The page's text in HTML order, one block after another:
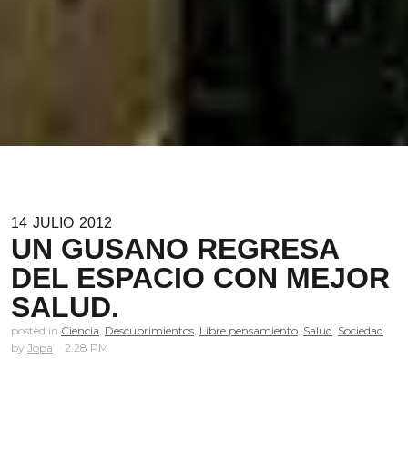
14 JULIO 2012
UN GUSANO REGRESA
DEL ESPACIO CON MEJOR
SALUD.
posted in Ciencia, Descubrimientos, Libre pensamiento, Salud, Sociedad
Jopa
2.28 PM